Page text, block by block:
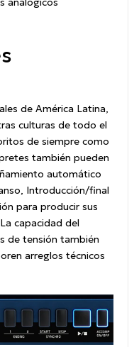
de América Latina,
culturas de todo el
de siempre como
también pueden
automático
Introducción/final
para producir sus
capacidad del
de tensión también
arreglos técnicos